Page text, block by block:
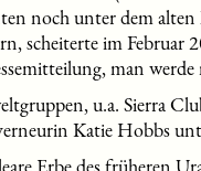
noch unter dem
scheiterte im Februar
man
u.a. Sierra
Katie Hobbs